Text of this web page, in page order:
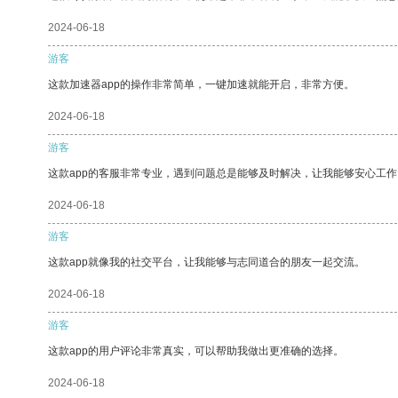
2024-06-18
游客
这款加速器app的操作非常简单，一键加速就能开启，非常方便。
2024-06-18
游客
这款app的客服非常专业，遇到问题总是能够及时解决，让我能够安心工
2024-06-18
游客
这款app就像我的社交平台，让我能够与志同道合的朋友一起交流。
2024-06-18
游客
这款app的用户评论非常真实，可以帮助我做出更准确的选择。
2024-06-18